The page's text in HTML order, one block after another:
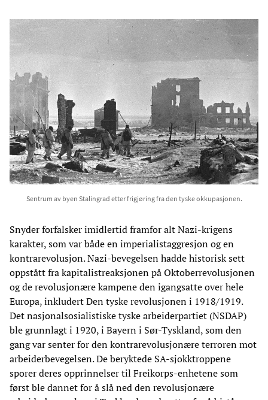
Sentrum av byen Stalingrad etter frigjøring fra den tyske okkupasjonen.
Snyder forfalsker imidlertid framfor alt Nazi-krigens
karakter, som var både en imperialistaggresjon og en
kontrarevolusjon. Nazi-bevegelsen hadde historisk sett
oppstått fra kapitalistreaksjonen på Oktoberrevolusjonen
og de revolusjonære kampene den igangsatte over hele
Europa, inkludert Den tyske revolusjonen i 1918/1919.
Det nasjonalsosialistiske tyske arbeiderpartiet (NSDAP)
ble grunnlagt i 1920, i Bayern i Sør-Tyskland, som den
gang var senter for den kontrarevolusjonære terroren mot
arbeiderbevegelsen. De beryktede SA-sjokktroppene
sporer deres opprinnelser til Freikorps-enhetene som
først ble dannet for å slå ned den revolusjonære